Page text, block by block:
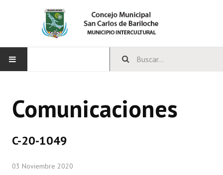
CONCEJO
Comunicaciones
C-20-1049
03 Noviembre 2020